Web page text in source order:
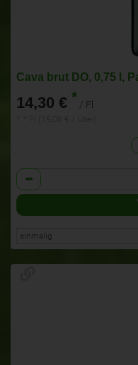
Cava brut DO, 0,75 l,
14,30 € * / Fl
Anzahl